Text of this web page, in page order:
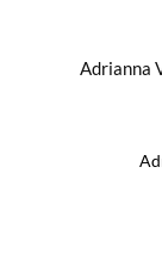
Adrianna